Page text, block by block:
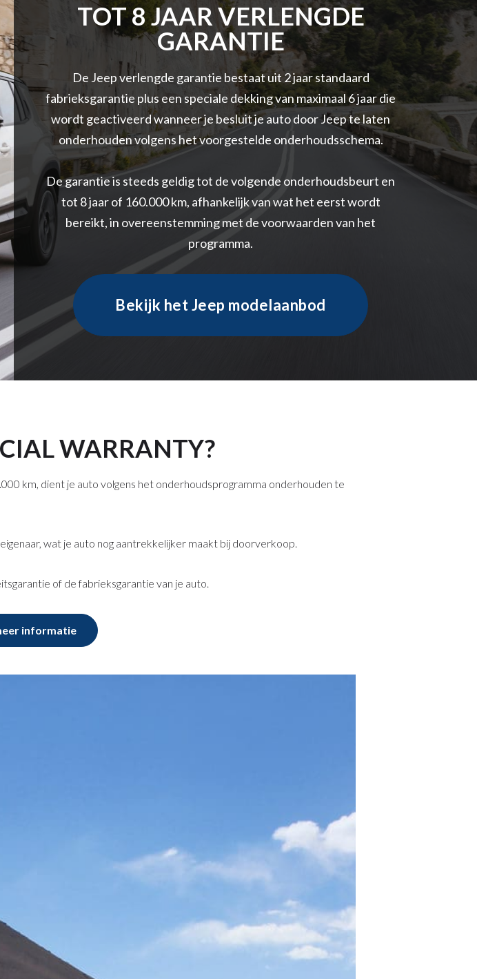
TOT 8 JAAR VERLENGDE
GARANTIE
De Jeep verlengde garantie bestaat uit 2 jaar standaard
fabrieksgarantie plus een speciale dekking van maximaal 6 jaar die
wordt geactiveerd wanneer je besluit je auto door Jeep te laten
onderhouden volgens het voorgestelde onderhoudsschema.
De garantie is steeds geldig tot de volgende onderhoudsbeurt en
tot 8 jaar of 160.000 km, afhankelijk van wat het eerst wordt
bereikt, in overeenstemming met de voorwaarden van het
programma.
Bekijk het Jeep modelaanbod
WARRANTY?
km, dient je auto volgens het onderhoudsprogramma onderhouden te
wat je auto nog aantrekkelijker maakt bij doorverkoop.
of de fabrieksgarantie van je auto.
informatie